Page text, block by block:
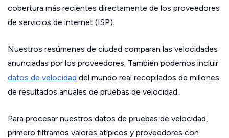
cobertura más recientes directamente de los proveedores
de servicios de internet (ISP).
Nuestros resúmenes de ciudad comparan las velocidades
anunciadas por los proveedores. También podemos incluir
datos de velocidad del mundo real recopilados de millones
de resultados anuales de pruebas de velocidad.
Para procesar nuestros datos de pruebas de velocidad,
primero filtramos valores atípicos y proveedores con